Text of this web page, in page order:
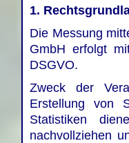
1.
Die Messung
GmbH erfolgt
DSGVO.
Zweck der
Erstellung von
Statistiken
nachvollziehen